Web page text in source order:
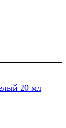
20 мл